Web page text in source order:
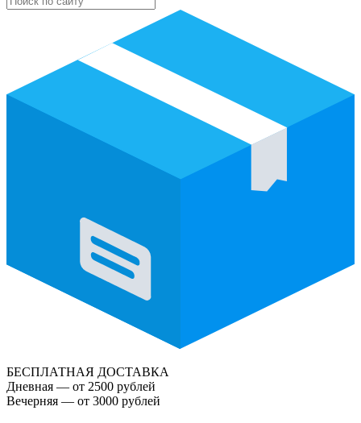
БЕСПЛАТНАЯ ДОСТАВКА
Дневная — от 2500 рублей
Вечерняя — от 3000 рублей